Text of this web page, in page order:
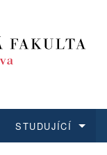
STUDUJÍCÍ